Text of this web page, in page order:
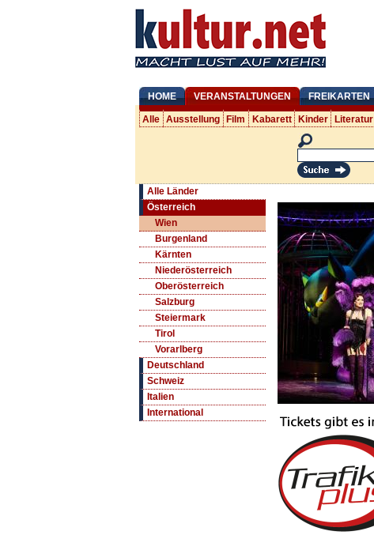
HOME VERANSTALTUNGEN FREIKARTEN
Alle Ausstellung Film Kabarett Kinder Literatur
Alle Länder
Österreich
Wien
Burgenland
Kärnten
Niederösterreich
Oberösterreich
Salzburg
Steiermark
Tirol
Vorarlberg
Deutschland
Schweiz
Italien
International